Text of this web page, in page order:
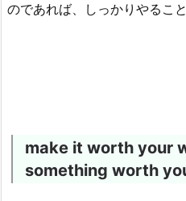
のであれば、しっかりやるこ
make it worth your
something worth